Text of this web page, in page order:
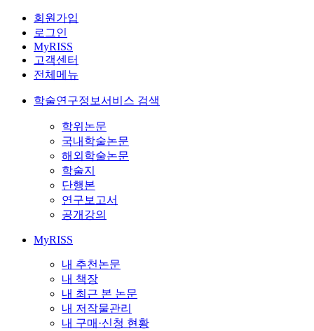
회원가입
로그인
MyRISS
고객센터
전체메뉴
학술연구정보서비스 검색
학위논문
국내학술논문
해외학술논문
학술지
단행본
연구보고서
공개강의
MyRISS
내 추천논문
내 책장
내 최근 본 논문
내 저작물관리
내 구매·신청 현황